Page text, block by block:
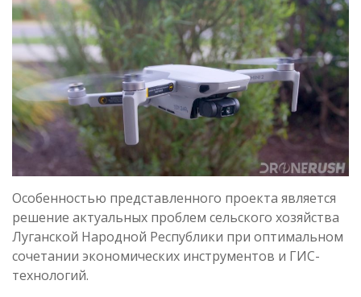
Особенностью представленного проекта является
решение актуальных проблем сельского хозяйства
Луганской Народной Республики при оптимальном
сочетании экономических инструментов и ГИС-
технологий.